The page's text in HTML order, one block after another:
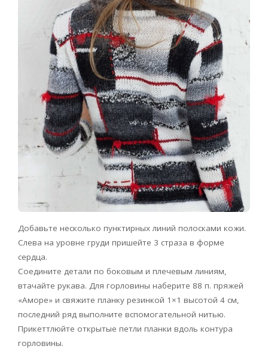
Добавьте несколько пунктирных линий полосками кожи.
Слева на уровне груди пришейте 3 страза в форме
сердца.
Соедините детали по боковым и плечевым линиям,
втачайте рукава. Для горловины наберите 88 п. пряжей
«Аморе» и свяжите планку резинкой 1×1 высотой 4 см,
последний ряд выполните вспомогательной нитью.
Прикеттлюйте открытые петли планки вдоль контура
горловины.